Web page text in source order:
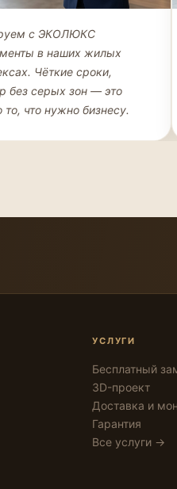
Морозова
ООО «СТРОЙИНВЕСТ»
с ЭКОЛЮКС
в наших жилых
Чёткие сроки,
без серых зон — это
то, что нужно бизнесу.
УСЛУГИ
Бесплатный
3D-проект
Доставка и
Гарантия
Все услуги →